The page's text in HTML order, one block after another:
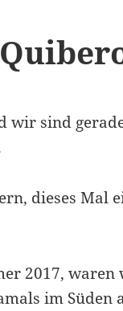
wir sind
dieses Mal
2017,
im Süden